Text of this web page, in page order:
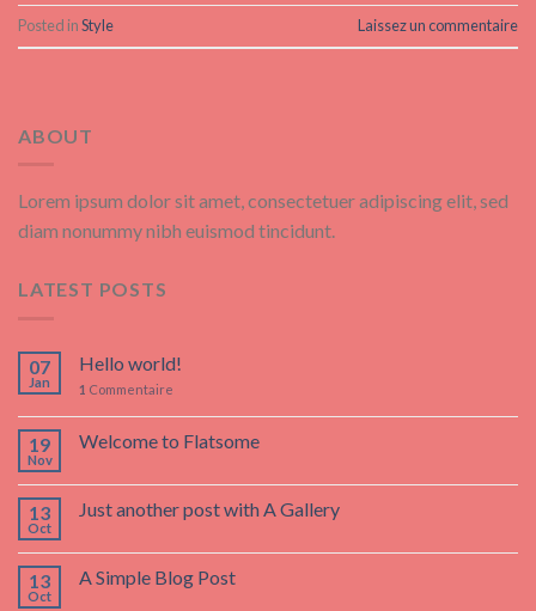
Posted inStyle Laissez un commentaire
ABOUT
Lorem ipsum dolor sit amet, consectetuer adipiscing elit, sed
diam nonummy nibh euismod tincidunt.
LATEST POSTS
07
Jan
Hello world!
1 Commentaire
19
Nov
Welcome to Flatsome
13
Oct
Just another post with A Gallery
13
Oct
A Simple Blog Post